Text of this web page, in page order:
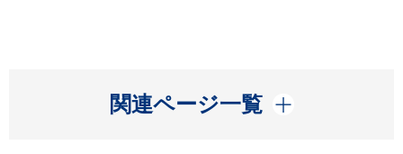
関連ページ一覧
開く